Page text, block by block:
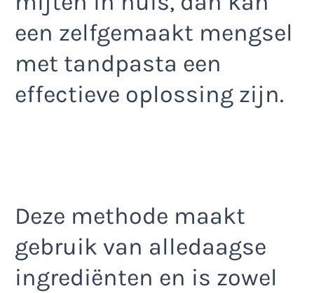
een zelfgemaakt mengsel
met tandpasta een
effectieve oplossing zijn.
Deze methode maakt
gebruik van alledaagse
ingrediënten en is zowel